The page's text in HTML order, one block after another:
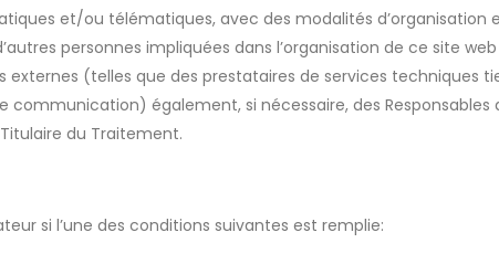
et/ou télématiques, avec des modalités d’organisation
personnes impliquées dans l’organisation de ce site
(telles que des prestataires de services techniques
également, si nécessaire, des
du Traitement.
si l’une des conditions suivantes est remplie: